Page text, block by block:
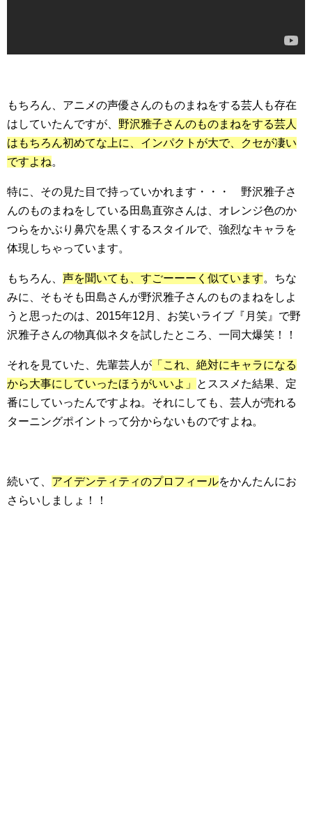
もちろん、アニメの声優さんのものまねをする芸人も存在
はしていたんですが、 野沢雅子さんのものまねをする芸人
はもちろん初めてな上に、インパクトが大で、クセが凄い
ですよね。
特に、その見た目で持っていかれます・・・ 野沢雅子さ
んのものまねをしている田島直弥さんは、オレンジ色のか
つらをかぶり鼻穴を黒くするスタイルで、強烈なキャラを
体現しちゃっています。
もちろん、 声を聞いても、すごーーーく似ています。ちな
みに、そもそも田島さんが野沢雅子さんのものまねをしよ
うと思ったのは、2015年12月、お笑いライブ『月笑』で野
沢雅子さんの物真似ネタを試したところ、一同大爆笑！！
それを見ていた、先輩芸人が 「これ、絶対にキャラになる
から大事にしていったほうがいいよ」
とススメた結果、定
番にしていったんですよね。それにしても、芸人が売れる
ターニングポイントって分からないものですよね。
続いて、 アイデンティティのプロフィールをかんたんにお
さらいしましょ！！